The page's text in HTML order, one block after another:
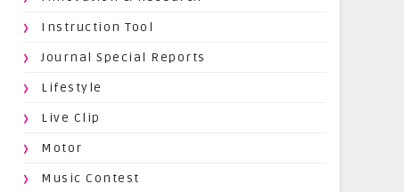
Instruction Tool
Journal Special Reports
Lifestyle
Live Clip
Motor
Music Contest